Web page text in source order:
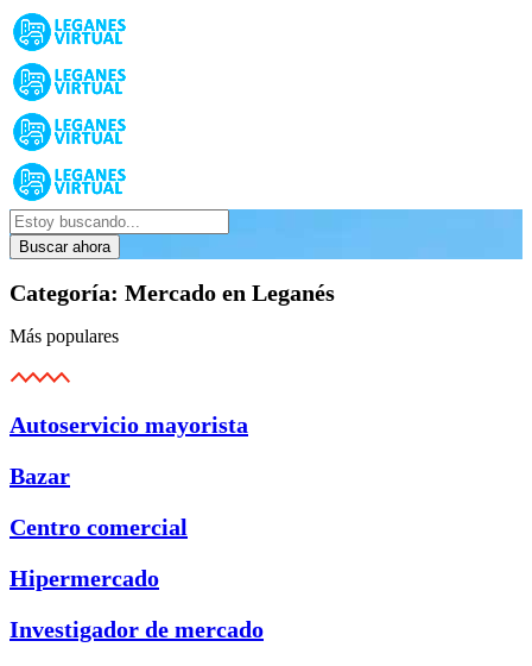
Buscar ahora
Categoría: Mercado en Leganés
Más populares
Autoservicio mayorista
Bazar
Centro comercial
Hipermercado
Investigador de mercado